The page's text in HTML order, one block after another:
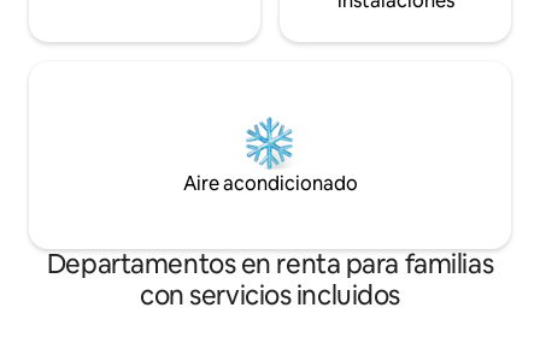
Aire acondicionado
Departamentos en renta para familias
con servicios incluidos